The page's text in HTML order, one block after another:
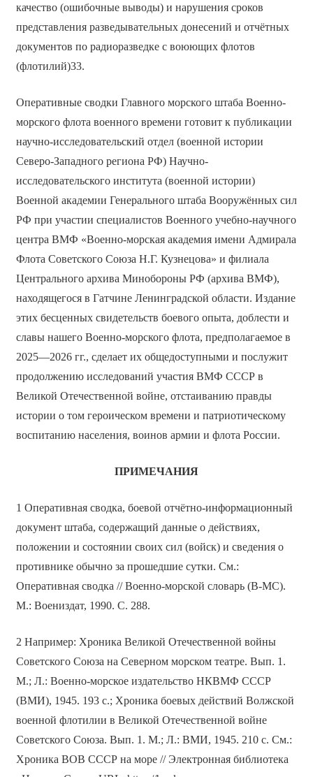
качество (ошибочные выводы) и нарушения сроков
представления разведывательных донесений и отчётных
документов по радиоразведке с воюющих флотов
(флотилий)33.
Оперативные сводки Главного морского штаба Военно-
морского флота военного времени готовит к публикации
научно-исследовательский отдел (военной истории
Северо-Западного региона РФ) Научно-
исследовательского института (военной истории)
Военной академии Генерального штаба Вооружённых сил
РФ при участии специалистов Военного учебно-научного
центра ВМФ «Военно-морская академия имени Адмирала
Флота Советского Союза Н.Г. Кузнецова» и филиала
Центрального архива Минобороны РФ (архива ВМФ),
находящегося в Гатчине Ленинградской области. Издание
этих бесценных свидетельств боевого опыта, доблести и
славы нашего Военно-морского флота, предполагаемое в
2025—2026 гг., сделает их общедоступными и послужит
продолжению исследований участия ВМФ СССР в
Великой Отечественной войне, отстаиванию правды
истории о том героическом времени и патриотическому
воспитанию населения, воинов армии и флота России.
ПРИМЕЧАНИЯ
1 Оперативная сводка, боевой отчётно-информационный
документ штаба, содержащий данные о действиях,
положении и состоянии своих сил (войск) и сведения о
противнике обычно за прошедшие сутки. См.:
Оперативная сводка // Военно-морской словарь (В-МС).
М.: Воениздат, 1990. С. 288.
2 Например: Хроника Великой Отечественной войны
Советского Союза на Северном морском театре. Вып. 1.
М.; Л.: Военно-морское издательство НКВМФ СССР
(ВМИ), 1945. 193 с.; Хроника боевых действий Волжской
военной флотилии в Великой Отечественной войне
Советского Союза. Вып. 1. М.; Л.: ВМИ, 1945. 210 с. См.:
Хроника ВОВ СССР на море // Электронная библиотека